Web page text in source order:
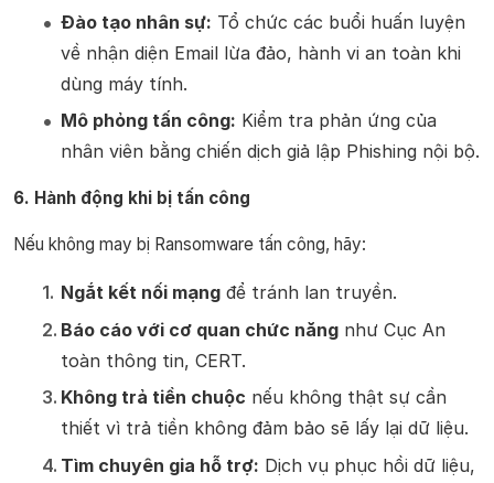
Đào tạo nhân sự: Tổ chức các buổi huấn luyện
về nhận diện Email lừa đảo, hành vi an toàn khi
dùng máy tính.
Mô phỏng tấn công: Kiểm tra phản ứng của
nhân viên bằng chiến dịch giả lập Phishing nội bộ.
6. Hành động khi bị tấn công
Nếu không may bị Ransomware tấn công, hãy:
Ngắt kết nối mạng để tránh lan truyền.
Báo cáo với cơ quan chức năng như Cục An
toàn thông tin, CERT.
Không trả tiền chuộc nếu không thật sự cần
thiết vì trả tiền không đảm bảo sẽ lấy lại dữ liệu.
Tìm chuyên gia hỗ trợ: Dịch vụ phục hồi dữ liệu,